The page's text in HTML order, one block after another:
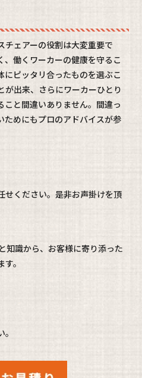
チェアーの役割は大変重要で
働くワーカーの健康を守るこ
にピッタリ合ったものを選ぶこ
が出来、さらにワーカーひとり
こと間違いありません。間違っ
ためにもプロのアドバイスが参
せください。是非お声掛けを頂
知識から、お客様に寄り添った
。